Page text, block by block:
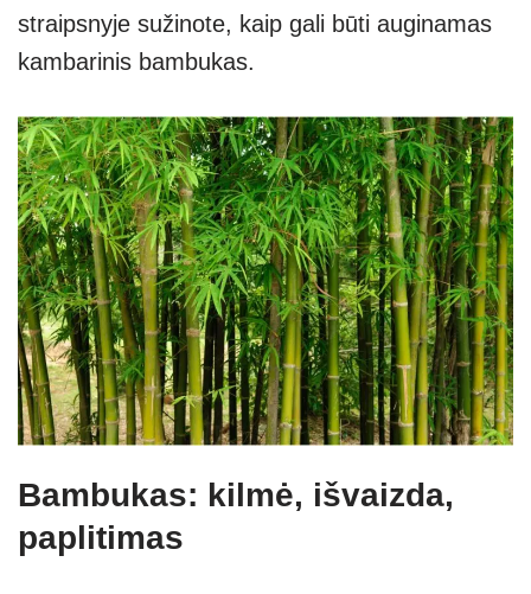
straipsnyje sužinote, kaip gali būti auginamas
kambarinis bambukas.
Bambukas: kilmė, išvaizda,
paplitimas